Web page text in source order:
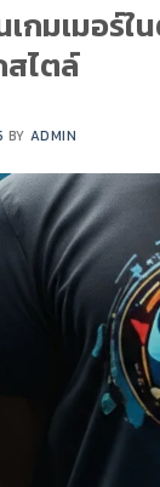
กมเมอร์
สไตล์
BY ADMIN